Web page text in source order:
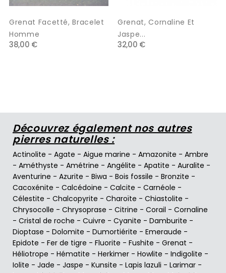
Grenat Facetté, Bracelet
Homme
38,00 €
Grenat, Cornaline Et
Jaspe...
32,00 €
Découvrez également nos autres
pierres naturelles :
Actinolite - Agate - Aigue marine - Amazonite - Ambre
- Améthyste - Amétrine - Angélite - Apatite - Auralite -
Aventurine - Azurite - Biwa - Bois fossile - Bronzite -
Cacoxénite - Calcédoine - Calcite - Carnéole -
Célestite - Chalcopyrite - Charoïte - Chiastolite -
Chrysocolle - Chrysoprase - Citrine - Corail - Cornaline
- Cristal de roche - Cuivre - Cyanite - Damburite -
Dioptase - Dolomite - Dumortiérite - Emeraude -
Epidote - Fer de tigre - Fluorite - Fushite - Grenat -
Héliotrope - Hématite - Herkimer - Howlite - Indigolite -
Iolite - Jade - Jaspe - Kunsite - Lapis lazuli - Larimar -